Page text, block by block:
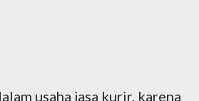
usaha jasa kurir, karena